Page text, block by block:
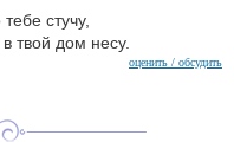
стучу,
твой дом несу.
оценить / обсудить